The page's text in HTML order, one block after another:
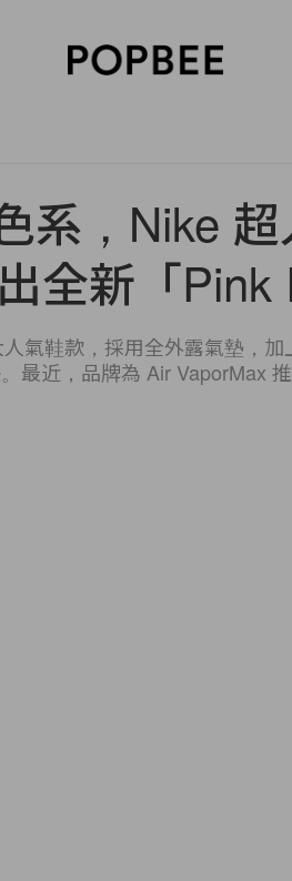
系，Nike
全新「Pink
氣鞋款，採用全外露氣墊，
最近，品牌為 Air VaporMax